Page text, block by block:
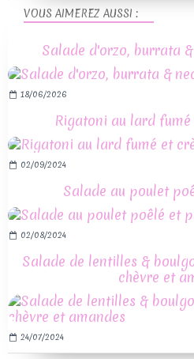
VOUS AIMEREZ AUSSI :
Salade d'orzo, burrata
18/06/2026
Rigatoni au lard
02/09/2024
Salade au poulet
02/08/2024
Salade de lentilles &
chèvre et
24/07/2024